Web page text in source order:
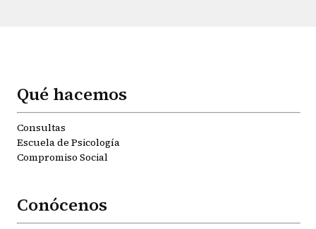
Qué hacemos
Consultas
Escuela de Psicología
Compromiso Social
Conócenos